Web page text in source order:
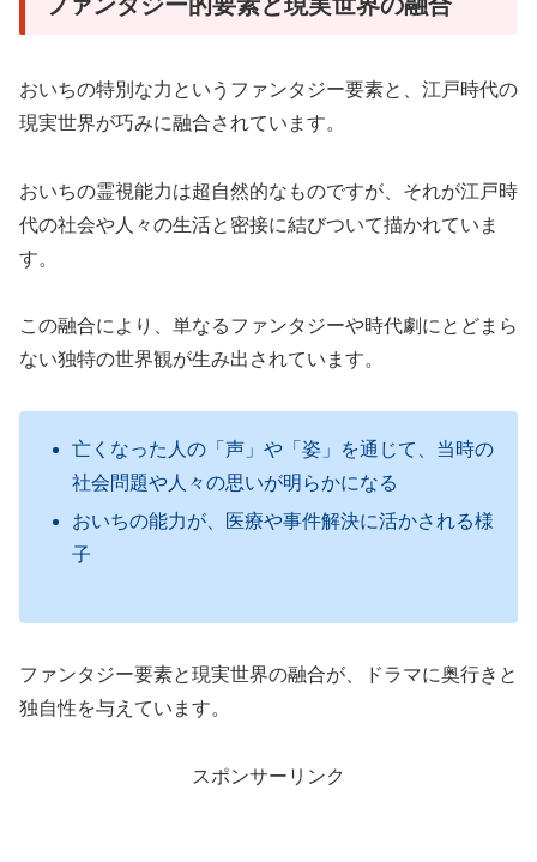
おいちの特別な力というファンタジー要素と、江戸時代の
現実世界が巧みに融合されています。
おいちの霊視能力は超自然的なものですが、それが江戸時
代の社会や人々の生活と密接に結びついて描かれていま
す。
この融合により、単なるファンタジーや時代劇にとどまら
ない独特の世界観が生み出されています。
亡くなった人の「声」や「姿」を通じて、当時の
社会問題や人々の思いが明らかになる
おいちの能力が、医療や事件解決に活かされる様
子
ファンタジー要素と現実世界の融合が、ドラマに奥行きと
独自性を与えています。
スポンサーリンク